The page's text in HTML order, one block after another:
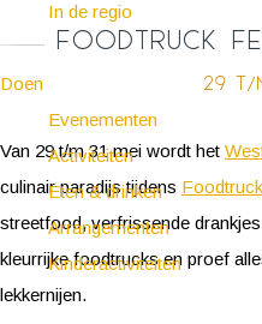
In de regio
Doen
Evenementen
Activiteiten
Eten & drinken
Arrangementen
Kinderactiviteiten
Foodtruck
29 t/
Van 29 t/m 31 mei wordt het
culinair paradijs tijdens
streetfood, verfrissende
kleurrijke foodtrucks en proef
lekkernijen.